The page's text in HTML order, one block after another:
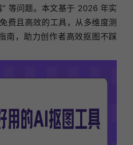
” 等问题。本文基于 2026 年实
费且高效的工具，从多维度测
南，助力创作者高效抠图不踩